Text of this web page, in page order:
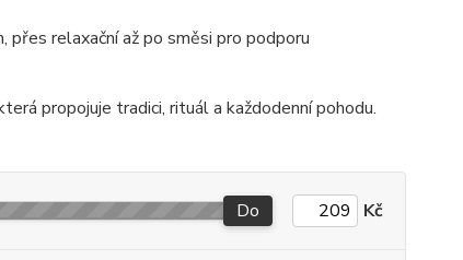
přes relaxační až po směsi pro podporu
propojuje tradici, rituál a každodenní pohodu.
Do Kč